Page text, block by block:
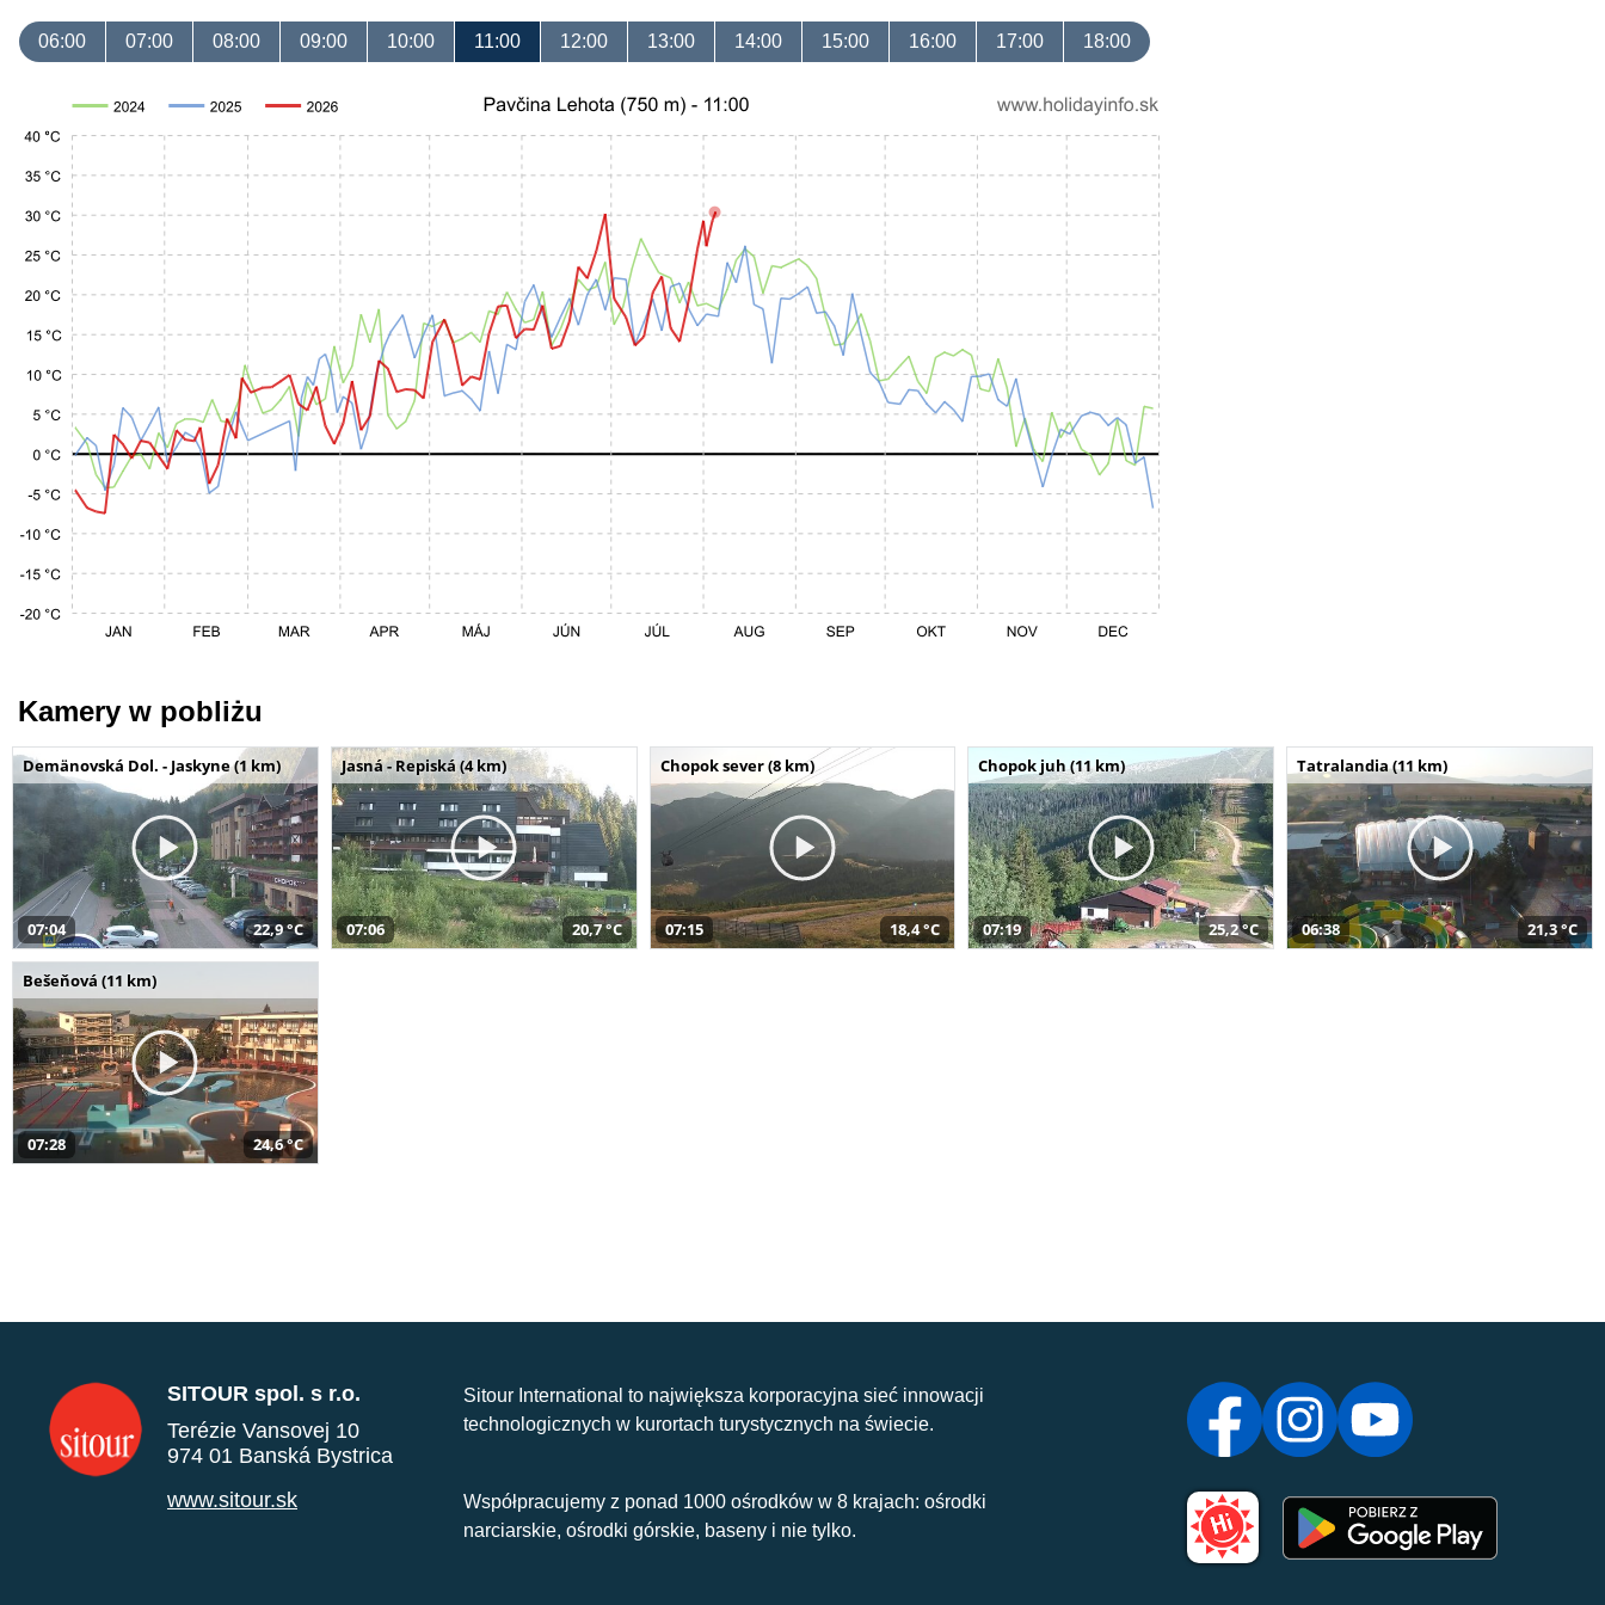
06:00 07:00 08:00 09:00 10:00 11:00 12:00 13:00 14:00 15:00 16:00 17:00 18:00
Kamery w pobliżu
Demänovská Dol. - Jaskyne (1 km)
07:04 22,9 °C
Jasná - Repiská (4 km)
07:06 20,7 °C
Chopok sever (8 km)
07:15 18,4 °C
Chopok juh (11 km)
07:19 25,2 °C
Tatralandia (11 km)
06:38 21,3 °C
Bešeňová (11 km)
07:28 24,6 °C
SITOUR spol. s r.o.
Terézie Vansovej 10
974 01 Banská Bystrica
www.sitour.sk
Sitour International to największa korporacyjna sieć innowacji
technologicznych w kurortach turystycznych na świecie.
Współpracujemy z ponad 1000 ośrodków w 8 krajach: ośrodki
narciarskie, ośrodki górskie, baseny i nie tylko.